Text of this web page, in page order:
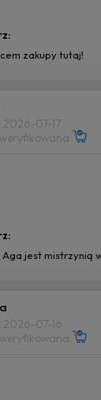
zakupy tutaj!
2026-07-17
Aga jest mistrzynią
2026-07-16